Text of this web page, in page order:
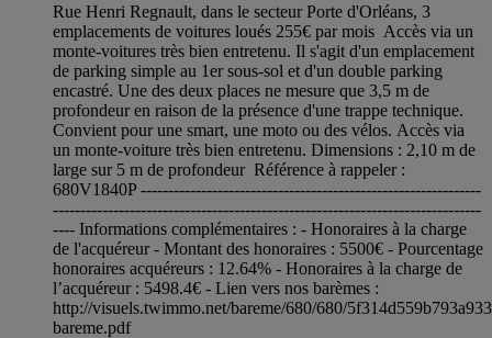
Rue Henri Regnault, dans le secteur Porte d'Orléans, 3
emplacements de voitures loués 255€ par mois Accès via un
monte-voitures très bien entretenu. Il s'agit d'un emplacement
de parking simple au 1er sous-sol et d'un double parking
encastré. Une des deux places ne mesure que 3,5 m de
profondeur en raison de la présence d'une trappe technique.
Convient pour une smart, une moto ou des vélos. Accès via
un monte-voiture très bien entretenu. Dimensions : 2,10 m de
large sur 5 m de profondeur Référence à rappeler :
680V1840P --------------------------------------------------------------
------------------------------------------------------------------------------
---- Informations complémentaires : - Honoraires à la charge
de l'acquéreur - Montant des honoraires : 5500€ - Pourcentage
honoraires acquéreurs : 12.64% - Honoraires à la charge de
l’acquéreur : 5498.4€ - Lien vers nos barèmes :
http://visuels.twimmo.net/bareme/680/680/
bareme.pdf